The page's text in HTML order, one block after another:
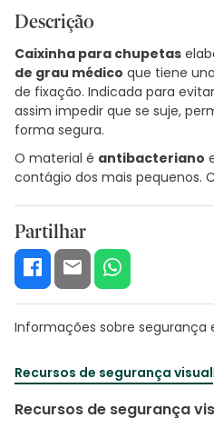
Descrição
Caixinha para chupetas
de grau médico que tiene
de fixação. Indicada para
assim impedir que se suje,
forma segura.
O material é antibacteriano
contágio dos mais pequenos.
Partilhar
Informações sobre segurança
Recursos de segurança visual
Recursos de segurança